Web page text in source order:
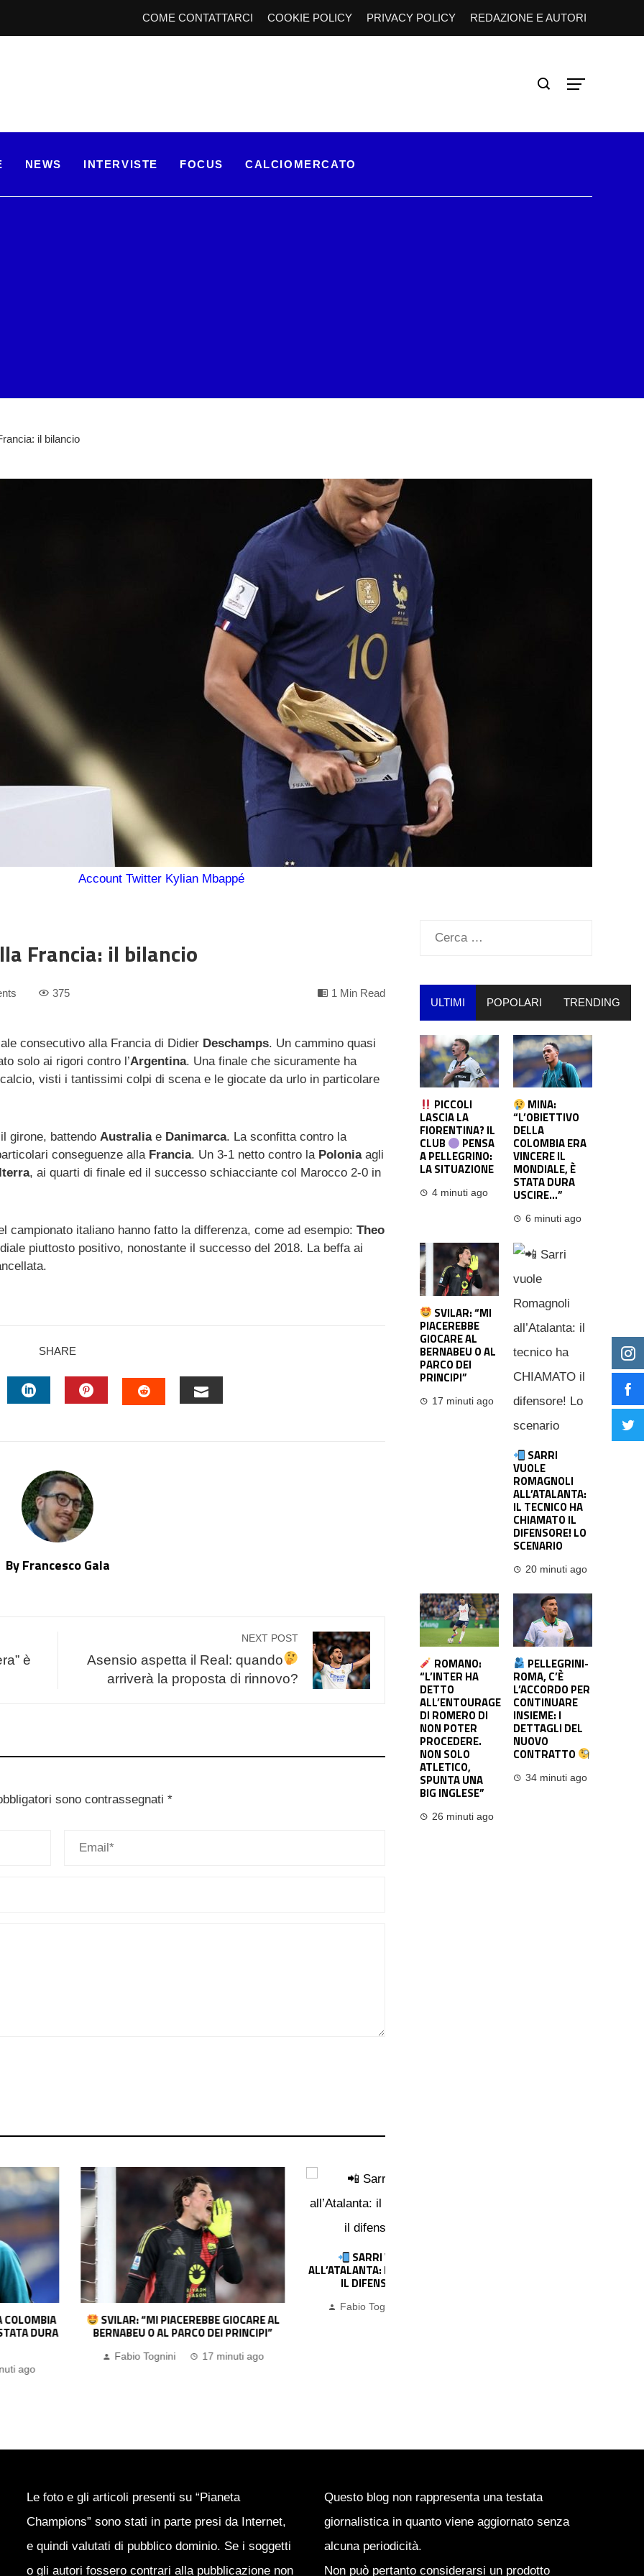
COME CONTATTARCI COOKIE POLICY PRIVACY POLICY REDAZIONE E AUTORI
NEWS INTERVISTE FOCUS CALCIOMERCATO
il bilancio
Account Twitter Kylian Mbappé
Francia: il bilancio
375 1 Min Read
consecutivo alla Francia di Didier Deschamps. Un cammino quasi
solo ai rigori contro l’Argentina. Una finale che sicuramente ha
visti i tantissimi colpi di scena e le giocate da urlo in particolare
girone, battendo Australiae Danimarca. La sconfitta contro la
conseguenze alla Francia. Un 3-1 netto contro la Poloniaagli
, ai quarti di finale ed il successo schiacciante col Marocco 2-0 in
campionato italiano hanno fatto la differenza, come ad esempio: Theo
piuttosto positivo, nonostante il successo del 2018. La beffa ai
SHARE
By Francesco Gala
è
NEXT POST
Asensio aspetta il Real: quando
arriverà la proposta di rinnovo?
sono contrassegnati *
“MI PIACEREBBE GIOCARE AL
O AL PARCO DEI PRINCIPI”
17 minuti ago
SARRI VUOLE ROMAGNOLI
ALL’ATALANTA: IL TECNICO HA CHIAMATO
IL DIFENSORE! LO SCENARIO
20 minuti ago
Ricerca
ULTIMI POPOLARI TRENDING
PICCOLI
LASCIA LA
FIORENTINA? IL
CLUB PENSA
A PELLEGRINO:
LA SITUAZIONE
4 minuti ago
MINA:
“L’OBIETTIVO
DELLA
COLOMBIA ERA
VINCERE IL
MONDIALE, È
STATA DURA
USCIRE…”
6 minuti ago
SVILAR: “MI
PIACEREBBE
GIOCARE AL
BERNABEU O AL
PARCO DEI
PRINCIPI”
17 minuti ago
SARRI
VUOLE
ROMAGNOLI
ALL’ATALANTA:
IL TECNICO HA
CHIAMATO IL
DIFENSORE! LO
SCENARIO
20 minuti ago
ROMANO:
“L’INTER HA
DETTO
ALL’ENTOURAGE
DI ROMERO DI
NON POTER
PROCEDERE.
NON SOLO
ATLETICO,
SPUNTA UNA
BIG INGLESE”
26 minuti ago
PELLEGRINI-
ROMA, C’È
L’ACCORDO PER
CONTINUARE
INSIEME: I
DETTAGLI DEL
NUOVO
CONTRATTO
34 minuti ago
Le foto e gli articoli presenti su “Pianeta
Champions” sono stati in parte presi da Internet,
e quindi valutati di pubblico dominio. Se i soggetti
o gli autori fossero contrari alla pubblicazione non
Questo blog non rappresenta una testata
giornalistica in quanto viene aggiornato senza
alcuna periodicità.
Non può pertanto considerarsi un prodotto